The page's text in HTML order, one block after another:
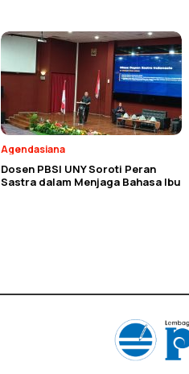
Agendasiana
Dosen PBSI UNY Soroti Peran
Sastra dalam Menjaga Bahasa Ibu